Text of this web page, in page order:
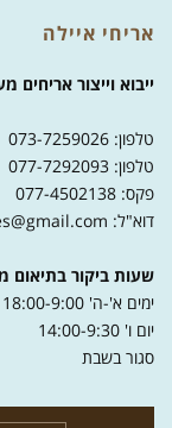
אריחי איילה
ייבוא וייצור
טלפון: 073-7259026
טלפון: 077-7292093
פקס: 077-4502138
דוא"ל: ayala.tiles@gmail.com
שעות ביקור בתיאום
ימים א'-ה' 18:00-9:00
יום ו' 14:00-9:30
סגור בשבת